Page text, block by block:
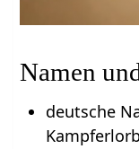
Namen
deutsche